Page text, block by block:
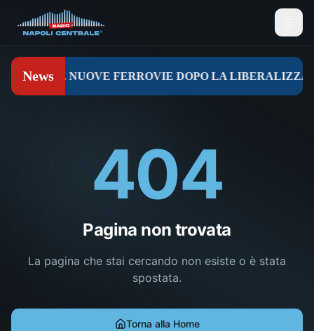
404
Pagina non trovata
La pagina che stai cercando non esiste o è stata
spostata.
Torna alla Home